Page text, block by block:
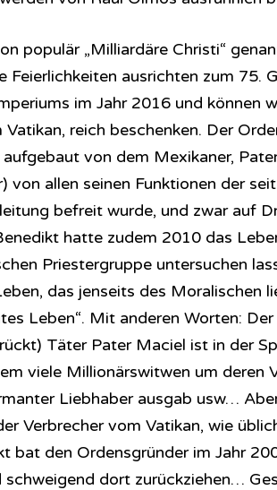
populär „Milliardäre Christi“
Feierlichkeiten ausrichten zum 75.
im Jahr 2016 und können
Vatikan, reich beschenken. Der
von dem Mexikaner,
von allen seinen Funktionen der
befreit wurde, und zwar auf
hatte zudem 2010 das
Priestergruppe untersuchen
das jenseits des Moralischen
Leben“. Mit anderen Worten:
Täter Pater Maciel ist in der
viele Millionärswitwen um deren
Liebhaber ausgab usw…
Verbrecher vom Vatikan, wie
bat den Ordensgründer im Jahr
schweigend dort zurückziehen…